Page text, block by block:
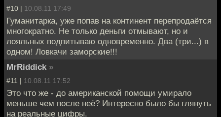
#10 | 10.08.11 17:49
Гуманитарка, уже попав на континент перепродаётся
многократно. Не только деньги отмывают, но и
лояльных подпитываю одновременно. Два (три...) в
одном! Ловкачи заморские!!!
MrRiddick »
#11 | 10.08.11 17:52
Это что же - до американской помощи умирало
меньше чем после неё? Интересно было бы глянуть
на реальные цифры.